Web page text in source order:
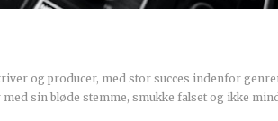
og producer, med stor succes indenfor
sin bløde stemme, smukke falset og ikke